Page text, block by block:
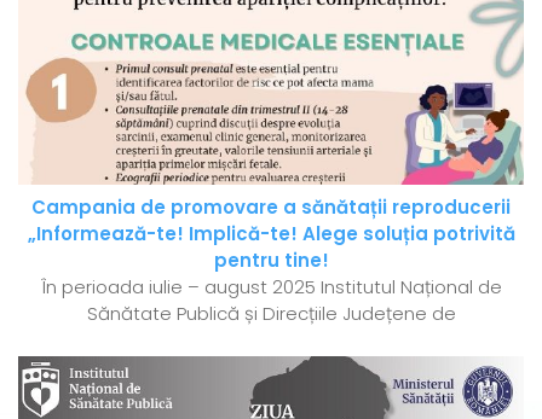
Campania de promovare a sănătații reproducerii
„Informează-te! Implică-te! Alege soluția potrivită
pentru tine!
În perioada iulie – august 2025 Institutul Național de
Sănătate Publică și Direcțiile Județene de